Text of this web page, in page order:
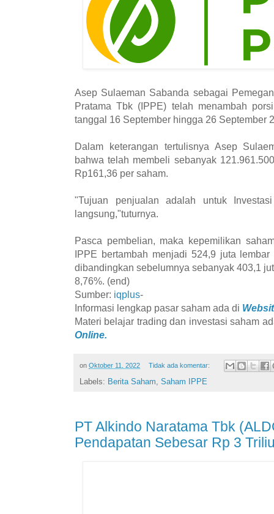
Asep Sulaeman Sabanda sebagai
Pratama Tbk (IPPE) telah menambah
tanggal 16 September hingga 26 September
Dalam keterangan tertulisnya Asep
bahwa telah membeli sebanyak
Rp161,36 per saham.
"Tujuan penjualan adalah untuk
langsung,"tuturnya.
Pasca pembelian, maka kepemilikan
IPPE bertambah menjadi 524,9 juta
dibandingkan sebelumnya sebanyak 403,1
8,76%. (end)
Sumber: iqplus-
Informasi lengkap pasar saham ada di
Materi belajar trading dan investasi saham
Online.
on Oktober 11, 2022 Tidak ada komentar:
Labels: Berita Saham, Saham IPPE
PT Alkindo Naratama Tbk
Pendapatan Sebesar Rp 3